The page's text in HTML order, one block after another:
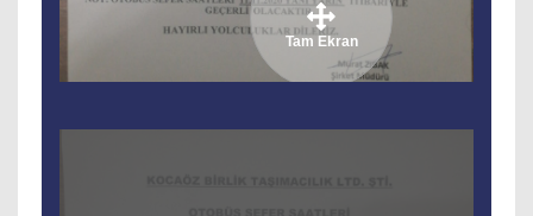
Tam Ekran